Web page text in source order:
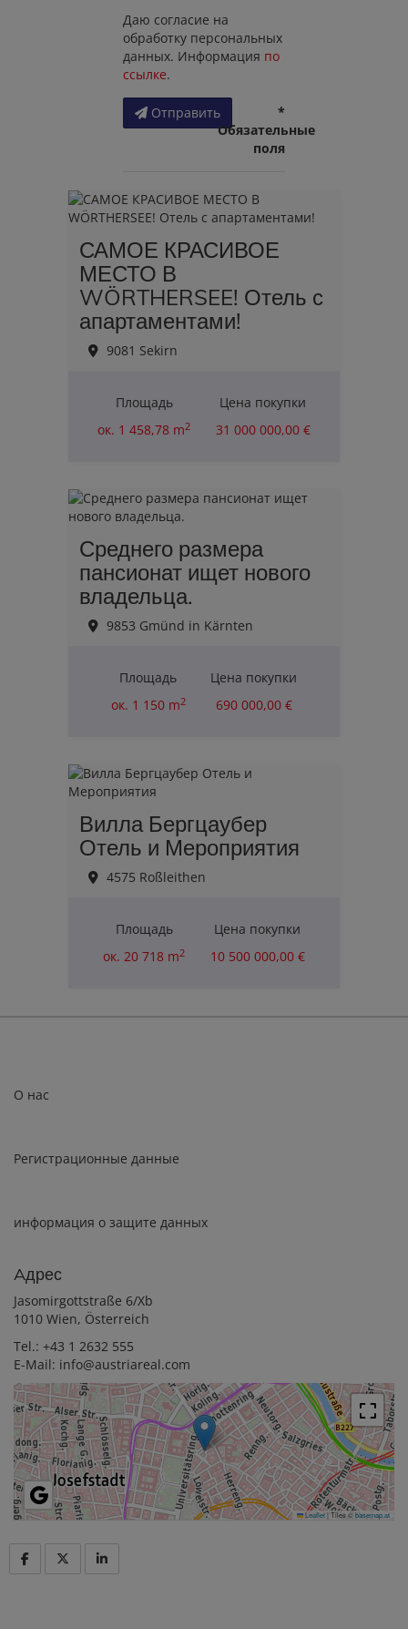
Даю согласие на
обработку персональных
данных. Информация по
ссылке.
Отправить
*
Обязательные
поля
САМОЕ КРАСИВОЕ
МЕСТО В
WÖRTHERSEE! Отель с
апартаментами!
9081 Sekirn
Площадь
ок. 1 458,78 m2
Цена покупки
31 000 000,00 €
Среднего размера
пансионат ищет нового
владельца.
9853 Gmünd in Kärnten
Площадь
ок. 1 150 m2
Цена покупки
690 000,00 €
Вилла Бергцаубер
Отель и Мероприятия
4575 Roßleithen
Площадь
ок. 20 718 m2
Цена покупки
10 500 000,00 €
О нас
Регистрационные данные
информация о защите данных
Aдрес
Jasomirgottstraße 6/Xb
1010 Wien, Österreich
Tel.: +43 1 2632 555
E-Mail: info@austriareal.com
Leaflet|Tiles ©basemap.at